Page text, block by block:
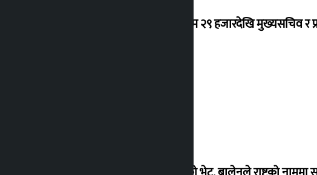
कर्मचारीको नयाँ तलबमान स्वीकृत : न्यूनतम २९ हजारदेखि मुख्यसचिव र